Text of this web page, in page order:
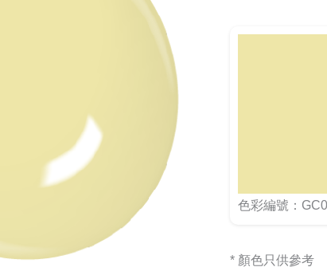
色彩編號：
* 顏色只供參考